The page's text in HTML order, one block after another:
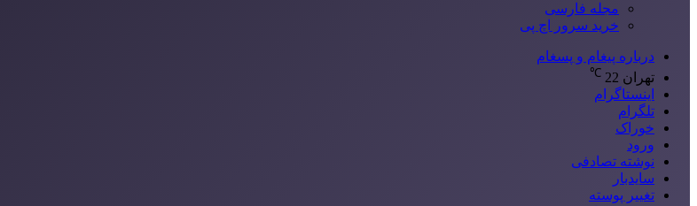
مجله فارسی
خرید سرور اچ پی
درباره پیغام و پسغام
تهران 22
℃
اینستاگرام
تلگرام
خوراک
ورود
نوشته تصادفی
سایدبار
تغییر پوسته